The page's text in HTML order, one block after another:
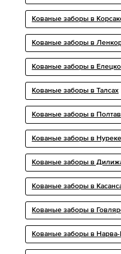
Кованые заборы в
Кованые заборы в
Кованые заборы в
Кованые заборы в Талсах
Кованые заборы в
Кованые заборы в Нуреке
Кованые заборы в
Кованые заборы в
Кованые заборы в
Кованые заборы в